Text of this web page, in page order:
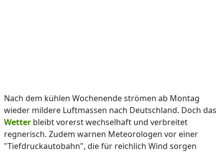
Nach dem kühlen Wochenende strömen ab Montag
wieder mildere Luftmassen nach Deutschland. Doch das
Wetter bleibt vorerst wechselhaft und verbreitet
regnerisch. Zudem warnen Meteorologen vor einer
"Tiefdruckautobahn", die für reichlich Wind sorgen